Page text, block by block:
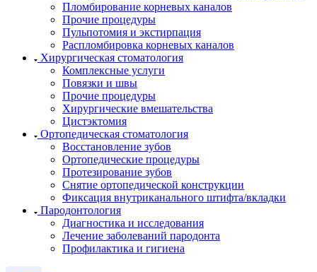
Пломбирование корневых каналов
Прочие процедуры
Пульпотомия и экстирпация
Распломбировка корневых каналов
Хирургическая стоматология
Комплексные услуги
Повязки и швы
Прочие процедуры
Хирургические вмешательства
Цистэктомия
Ортопедическая стоматология
Восстановление зубов
Ортопедические процедуры
Протезирование зубов
Снятие ортопедической конструкции
Фиксация внутриканального штифта/вкладки
Пародонтология
Диагностика и исследования
Лечение заболеваний пародонта
Профилактика и гигиена